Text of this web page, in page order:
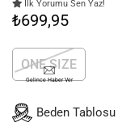
İlk Yorumu Sen Yaz!
₺699,95
ONE SIZE
Gelince Haber Ver
Beden Tablosu